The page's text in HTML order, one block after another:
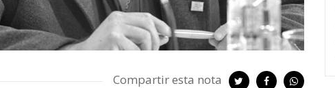
Compartir esta nota